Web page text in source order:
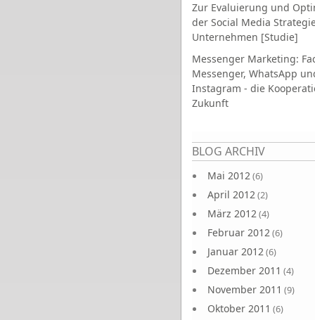
Zur Evaluierung und
der Social Media
Unternehmen [Studie]
Messenger Marketing:
Messenger, WhatsApp
Instagram - die
Zukunft
BLOG ARCHIV
Mai 2012(6)
April 2012(2)
März 2012(4)
Februar 2012(6)
Januar 2012(6)
Dezember 2011 (4)
November 2011 (9)
Oktober 2011 (6)
Seiten